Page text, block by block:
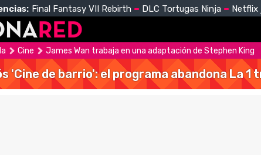
Final Fantasy VII Rebirth DLC Tortugas Ninja Netflix
Cine James Wan trabaja en una adaptación de Stephen King
'Cine de barrio': el programa abandona La 1